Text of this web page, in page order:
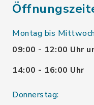
Montag bis
09:00 - 12:00 Uhr
14:00 - 16:00 Uhr
Donnerstag: